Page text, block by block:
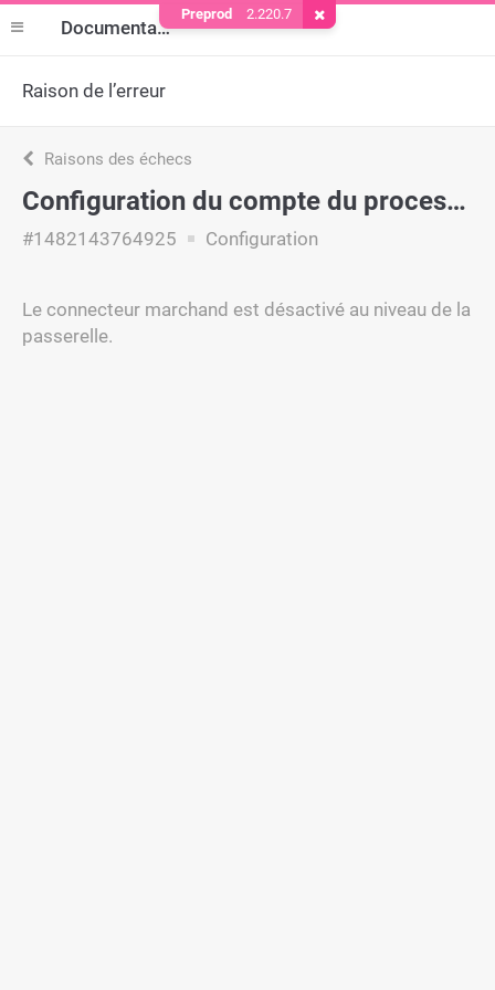
Documentation
Raison de l’erreur
Raisons des échecs
Configuration du compte du processeur
#1482143764925 Configuration
Le connecteur marchand est désactivé au niveau de la
passerelle.
Preprod 2.220.7 Supprimer le cookie